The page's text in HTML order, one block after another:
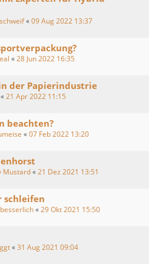
«09 Aug 2022 13:37
«28 Jun 2022 16:35
der Papierindustrie
«21 Apr 2022 11:15
beachten?
«07 Feb 2022 13:20
Mustard«21 Dez 2021 13:51
schleifen
«29 Okt 2021 15:50
«31 Aug 2021 09:04